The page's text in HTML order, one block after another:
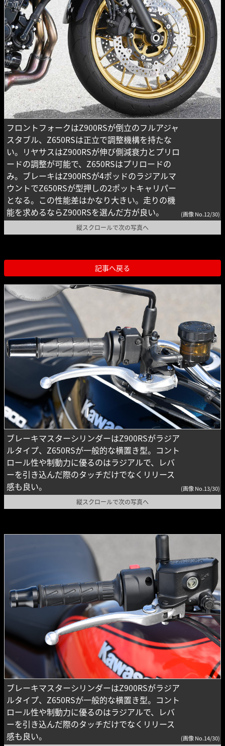
フロントフォークはZ900RSが倒立のフルアジャ
スタブル、Z650RSは正立で調整機構を持たな
い。リヤサスはZ900RSが伸び側減衰力とプリロ
ードの調整が可能で、Z650RSはプリロードの
み。ブレーキはZ900RSが4ポッドのラジアルマ
ウントでZ650RSが型押しの2ポットキャリパー
となる。この性能差はかなり大きい。走りの機
能を求めるならZ900RSを選んだ方が良い。
(画像 No.12/30)
縦スクロールで次の写真へ
記事へ戻る
ブレーキマスターシリンダーはZ900RSがラジア
ルタイプ、Z650RSが一般的な横置き型。コント
ロール性や制動力に優るのはラジアルで、レバ
ーを引き込んだ際のタッチだけでなくリリース
感も良い。
(画像 No.13/30)
縦スクロールで次の写真へ
ブレーキマスターシリンダーはZ900RSがラジア
ルタイプ、Z650RSが一般的な横置き型。コント
ロール性や制動力に優るのはラジアルで、レバ
ーを引き込んだ際のタッチだけでなくリリース
感も良い。
(画像 No.14/30)